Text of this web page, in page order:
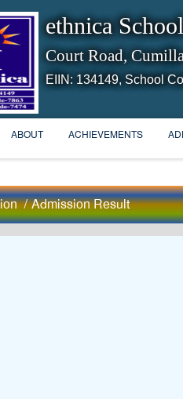
ethnica
Court Road,
EIIN: 134149, School
ABOUT ACHIEVEMENTS
/Admission Result